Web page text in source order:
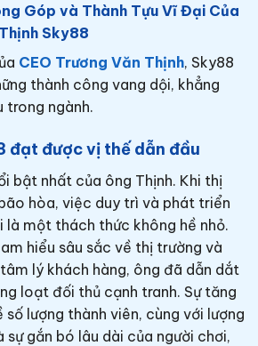
Góp và Thành Tựu Vĩ Đại Của
Sky88
CEO Trương Văn Thịnh, Sky88
thành công vang dội, khẳng
trong ngành.
đạt được vị thế dẫn đầu
bật nhất của ông Thịnh. Khi thị
hòa, việc duy trì và phát triển
là một thách thức không hề nhỏ.
hiểu sâu sắc về thị trường và
lý khách hàng, ông đã dẫn dắt
loạt đối thủ cạnh tranh. Sự tăng
lượng thành viên, cùng với lượng
sự gắn bó lâu dài của người chơi,